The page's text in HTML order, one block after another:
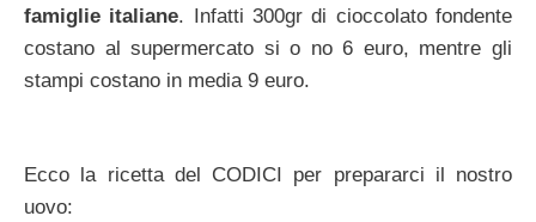
famiglie italiane. Infatti 300gr di cioccolato fondente
costano al supermercato si o no 6 euro, mentre gli
stampi costano in media 9 euro.
Ecco la ricetta del CODICI per prepararci il nostro
uovo: